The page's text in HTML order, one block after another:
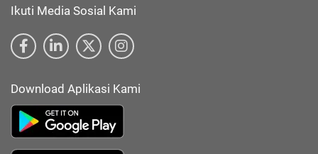
Ikuti Media Sosial Kami
Download Aplikasi Kami